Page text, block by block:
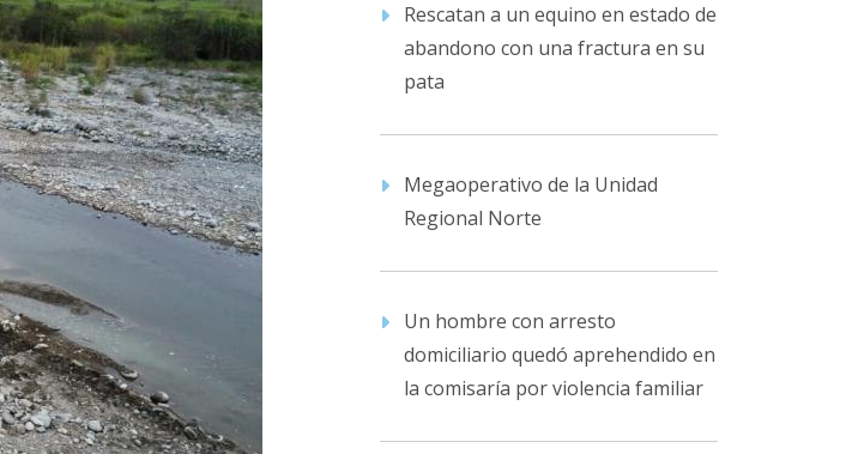
Rescatan a un equino en estado de
abandono con una fractura en su
pata
Megaoperativo de la Unidad
Regional Norte
Un hombre con arresto
domiciliario quedó aprehendido en
la comisaría por violencia familiar